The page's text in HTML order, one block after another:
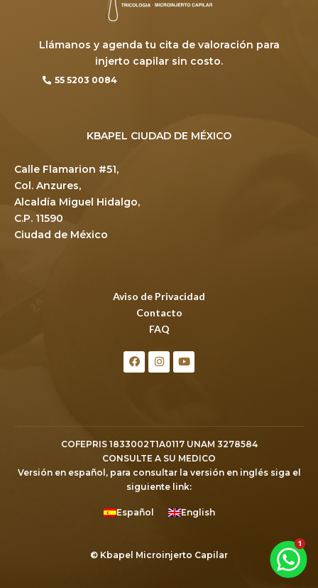
Llámanos y agenda tu cita de valoración para
injerto capilar sin costo.
55 5203 0084
KBAPEL CIUDAD DE MÉXICO
Calle Flamarion #51,
Col. Anzures,
Alcaldía Miguel Hidalgo,
C.P. 11590
Ciudad de México
Aviso de Privacidad
Contacto
FAQ
COFEPRIS 1833002T1A0117 UNAM 3278584
CONSULTE A SU MEDICO
Versión en español, para consultar la versión en inglés siga el
siguiente link:
Español English
© Kbapel Microinjerto Capilar